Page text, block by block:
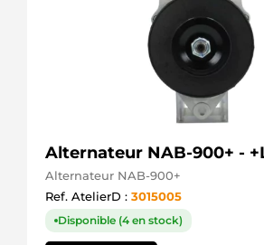
Alternateur NAB-900+ -
Alternateur NAB-900+
Ref. AtelierD : 3015005
Disponible (4 en stock)